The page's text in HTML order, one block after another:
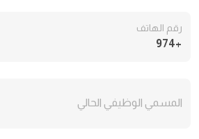
+974
رقم الهاتف
المسمي الوظيفي الحالي